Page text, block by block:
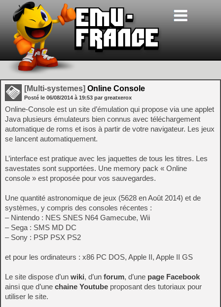
[Multi-systemes] Online Console
Posté le 06/08/2014 à 19:53 par greatxerox
Online-Console est un site d’émulation qui propose via une applet
Java plusieurs émulateurs bien connus avec téléchargement
automatique de roms et isos à partir de votre navigateur. Les jeux
se lancent automatiquement.
L’interface est pratique avec les jaquettes de tous les titres. Les
savestates sont supportées. Une memory pack « Online
console » est proposée pour vos sauvegardes.
Une quantité astronomique de jeux (5628 en Août 2014) et de
systèmes, y compris des consoles récentes :
– Nintendo : NES SNES N64 Gamecube, Wii
– Sega : SMS MD DC
– Sony : PSP PSX PS2
et pour les ordinateurs : x86 PC DOS, Apple II, Apple II GS
Le site dispose d’un wiki, d’un forum, d’une page Facebook
ainsi que d’une chaine Youtube proposant des tutoriaux pour
utiliser le site.